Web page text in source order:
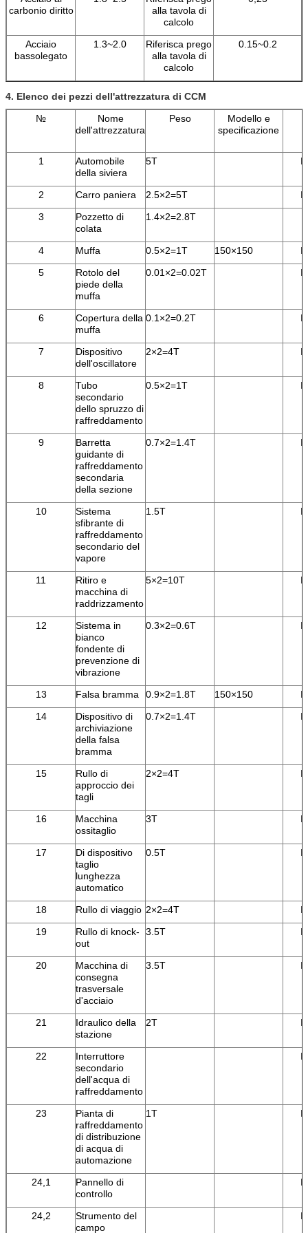
carbonio diritto
alla tavola di
calcolo
Acciaio
bassolegato
1.3~2.0
Riferisca prego
alla tavola di
calcolo
0.15~0.2
4. Elenco dei pezzi dell'attrezzatura di CCM
№
Nome
dell'attrezzatura
Peso
Modello e
specificazione
1
Automobile
della siviera
5T
2 Carro paniera 2.5×2=5T
3
Pozzetto di
colata
1.4×2=2.8T
4 Muffa 0.5×2=1T 150×150
5
Rotolo del
piede della
muffa
0.01×2=0.02T
6
Copertura della
muffa
0.1×2=0.2T
7
Dispositivo
dell'oscillatore
2×2=4T
8
Tubo
secondario
dello spruzzo di
raffreddamento
0.5×2=1T
9
Barretta
guidante di
raffreddamento
secondaria
della sezione
0.7×2=1.4T
10
Sistema
sfibrante di
raffreddamento
secondario del
vapore
1.5T
11
Ritiro e
macchina di
raddrizzamento
5×2=10T
12
Sistema in
bianco
fondente di
prevenzione di
vibrazione
0.3×2=0.6T
13 Falsa bramma 0.9×2=1.8T 150×150
14
Dispositivo di
archiviazione
della falsa
bramma
0.7×2=1.4T
15
Rullo di
approccio dei
tagli
2×2=4T
16
Macchina
ossitaglio
3T
17
Di dispositivo
taglio
lunghezza
automatico
0.5T
18 Rullo di viaggio 2×2=4T
19
Rullo di knock-
out
3.5T
20
Macchina di
consegna
trasversale
d'acciaio
3.5T
21
Idraulico della
stazione
2T
22
Interruttore
secondario
dell'acqua di
raffreddamento
23
Pianta di
raffreddamento
di distribuzione
di acqua di
automazione
1T
24,1
Pannello di
controllo
24,2
Strumento del
campo